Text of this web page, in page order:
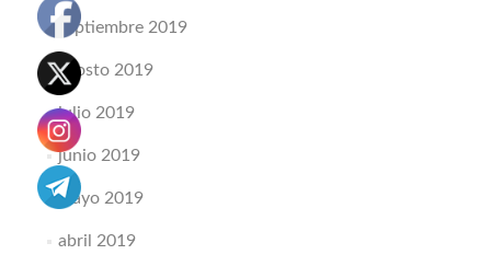
septiembre 2019
agosto 2019
julio 2019
junio 2019
mayo 2019
abril 2019